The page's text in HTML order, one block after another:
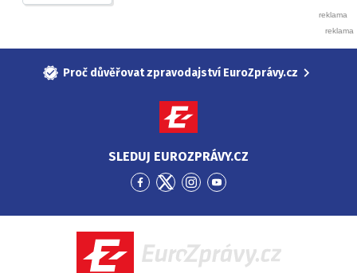
Proč důvěřovat zpravodajství EuroZprávy.cz
SLEDUJ EUROZPRÁVY.CZ
Přejít
Facebook
Přejít
Twitter
Přejít
Instagram
Přejít
YouTube
EuroZprávy.cz